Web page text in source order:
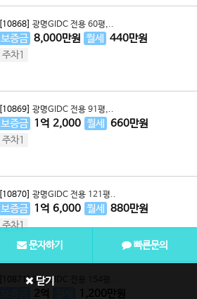
[10868] 광명GIDC 전용 60평,..
보증금 8,000만원 월세 440만원
주차1
[10869] 광명GIDC 전용 91평,..
보증금 1 억 2,000 월세 660만원
주차1
[10870] 광명GIDC 전용 121평..
보증금 1 억 6,000 월세 880만원
주차1
[10871]광명GIDC 전용 154평..
2억 1,200 만원
문자하기 빠른문의
닫기